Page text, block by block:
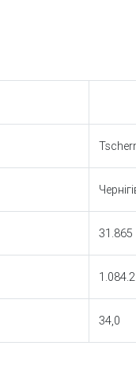
31.865
34,0